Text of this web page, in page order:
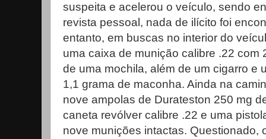
suspeita e acelerou o veículo, sendo
revista pessoal, nada de ilícito foi
entanto, em buscas no interior do
uma caixa de munição calibre .22 com
de uma mochila, além de um cigarro e
1,1 grama de maconha. Ainda na
nove ampolas de Durateston 250 mg
caneta revólver calibre .22 e uma
nove munições intactas. Questionado,